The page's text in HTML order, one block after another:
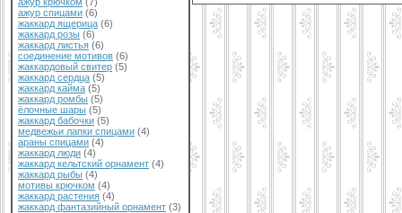
ажур спицами (6)
жаккард ящерица (6)
жаккард розы (6)
жаккард листья (6)
соединение мотивов (6)
жаккардовый свитер (5)
жаккард сердца (5)
жаккард кайма (5)
жаккард ромбы (5)
ёлочные шары (5)
жаккард бабочки (5)
медвежьи лапки спицами (4)
араны спицами (4)
жаккард люди (4)
жаккард кельтский орнамент (4)
жаккард рыбы (4)
мотивы крючком (4)
жаккард растения (4)
жаккард фантазийный орнамент (3)